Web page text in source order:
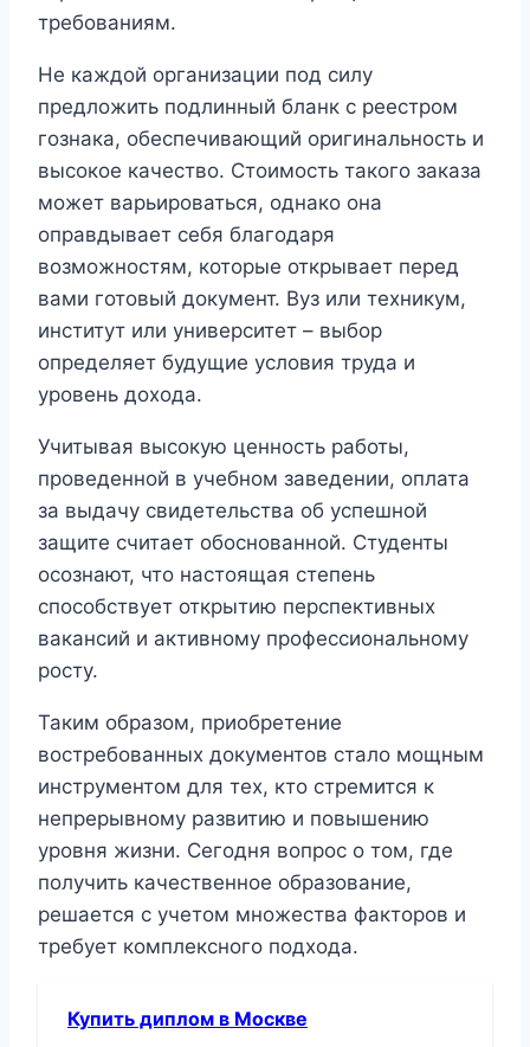
требованиям.
Не каждой организации под силу
предложить подлинный бланк с реестром
гознака, обеспечивающий оригинальность и
высокое качество. Стоимость такого заказа
может варьироваться, однако она
оправдывает себя благодаря
возможностям, которые открывает перед
вами готовый документ. Вуз или техникум,
институт или университет – выбор
определяет будущие условия труда и
уровень дохода.
Учитывая высокую ценность работы,
проведенной в учебном заведении, оплата
за выдачу свидетельства об успешной
защите считает обоснованной. Студенты
осознают, что настоящая степень
способствует открытию перспективных
вакансий и активному профессиональному
росту.
Таким образом, приобретение
востребованных документов стало мощным
инструментом для тех, кто стремится к
непрерывному развитию и повышению
уровня жизни. Сегодня вопрос о том, где
получить качественное образование,
решается с учетом множества факторов и
требует комплексного подхода.
Купить диплом в Москве